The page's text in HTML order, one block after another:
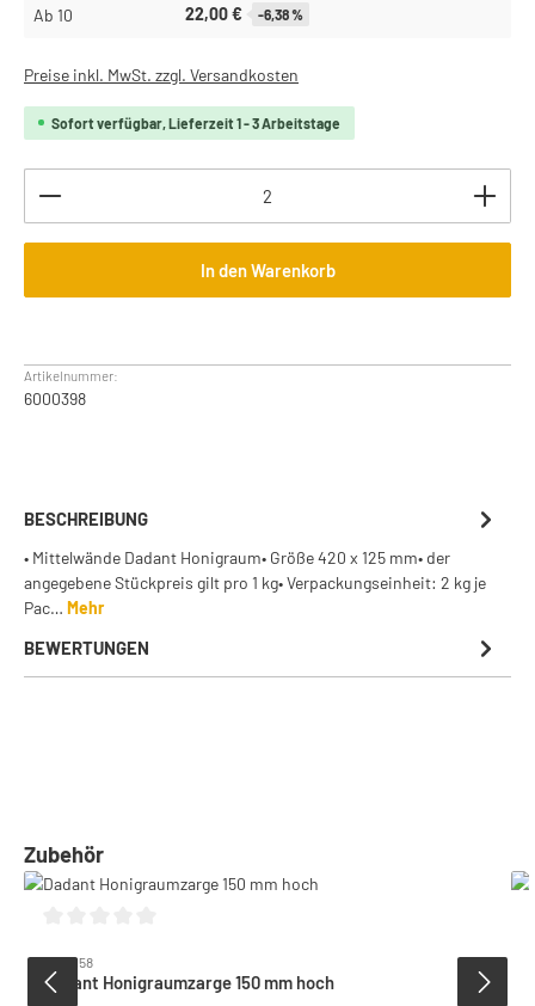
Ab 10 22,00 € -6,38 %
Preise inkl. MwSt. zzgl. Versandkosten
Sofort verfügbar, Lieferzeit 1 - 3 Arbeitstage
Produkt Anzahl: Gib den gewünschten Wert ein
In den Warenkorb
Artikelnummer:
6000398
BESCHREIBUNG
• Mittelwände Dadant Honigraum• Größe 420 x 125 mm• der
angegebene Stückpreis gilt pro 1 kg• Verpackungseinheit: 2 kg je
Pac… Mehr
BEWERTUNGEN
Produktgalerie überspringen
Zubehör
6005158
Dadant Honigraumzarge 150 mm hoch